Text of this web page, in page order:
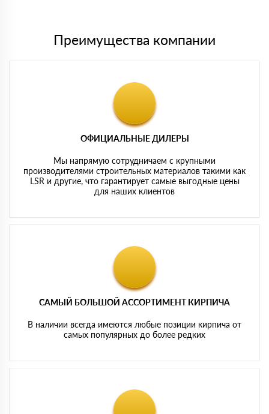
Преимущества компании
ОФИЦИАЛЬНЫЕ ДИЛЕРЫ
Мы напрямую сотрудничаем с крупными
производителями строительных материалов такими как
LSR и другие, что гарантирует самые выгодные цены
для наших клиентов
САМЫЙ БОЛЬШОЙ АССОРТИМЕНТ КИРПИЧА
В наличии всегда имеются любые позиции кирпича от
самых популярных до более редких